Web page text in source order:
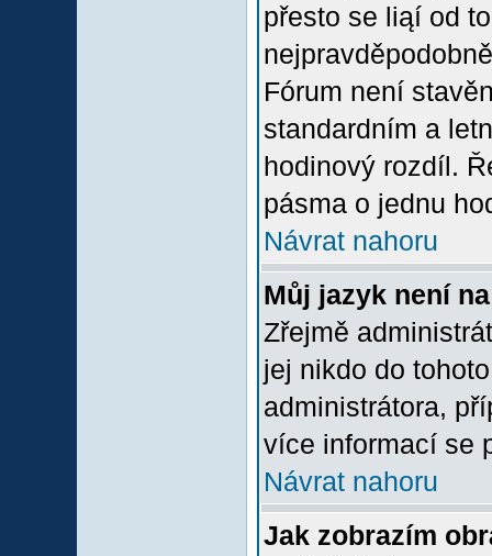
přesto se liąí od
Fórum není
standardním a
hodinový rozdíl.
pásma o jednu
Návrat nahoru
Můj jazyk není
Zřejmě
jej nikdo do
administrátora,
více informací se
Návrat nahoru
Jak zobrazím